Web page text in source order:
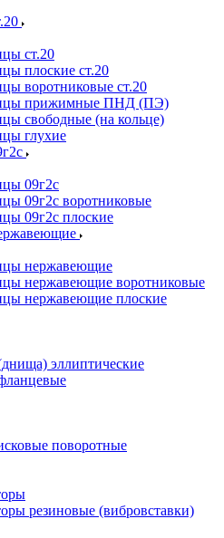
ст.20
плоские ст.20
воротниковые ст.20
прижимные ПНД (ПЭ)
свободные (на кольце)
глухие
09г2с
09г2с воротниковые
09г2с плоские
нержавеющие
нержавеющие воротниковые
нержавеющие плоские
эллиптические
поворотные
резиновые (вибровставки)